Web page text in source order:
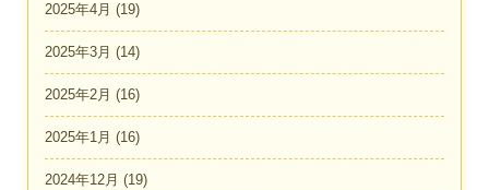
2025年4月 (19)
2025年3月 (14)
2025年2月 (16)
2025年1月 (16)
2024年12月 (19)